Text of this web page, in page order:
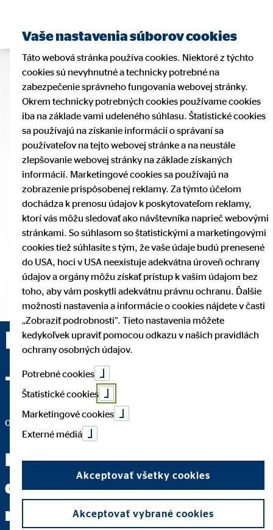
Ing. Vladimír Činčura
— Bratislava
okresný riaditeľ pre OVB Allfinanz Slovensko a.s.
Kvalita znamená robiť to
dobre aj vtedy, keď sa nikto
nepozerá.
Vaše nastavenia súborov cookies
Táto webová stránka používa cookies. Niektoré z týchto
cookies sú nevyhnutné a technicky potrebné na
zabezpečenie správneho fungovania webovej stránky.
Okrem technicky potrebných cookies používame cookies
iba na základe vami udeleného súhlasu. Štatistické cookies
sa používajú na získanie informácií o správaní sa
používateľov na tejto webovej stránke a na neustále
zlepšovanie webovej stránky na základe získaných
informácií. Marketingové cookies sa používajú na
zobrazenie prispôsobenej reklamy. Za týmto účelom
dochádza k prenosu údajov k poskytovateľom reklamy,
ktorí vás môžu sledovať ako návštevníka naprieč webovými
stránkami. So súhlasom so štatistickými a marketingovými
cookies tiež súhlasíte s tým, že vaše údaje budú prenesené
do USA, hoci v USA neexistuje adekvátna úroveň ochrany
údajov a orgány môžu získať prístup k vašim údajom bez
toho, aby vám poskytli adekvátnu právnu ochranu. Ďalšie
možnosti nastavenia a informácie o cookies nájdete v časti
„Zobraziť podrobnosti“. Tieto nastavenia môžete
kedykoľvek upraviť pomocou odkazu v našich pravidlách
ochrany osobných údajov.
Potrebné cookies
Štatistické cookies
Marketingové cookies
Externé médiá
Akceptovať všetky cookies
Akceptovať vybrané cookies